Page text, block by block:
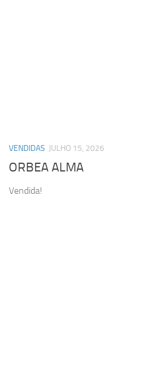
VENDIDAS JULHO 15, 2026
ORBEA ALMA
Vendida!